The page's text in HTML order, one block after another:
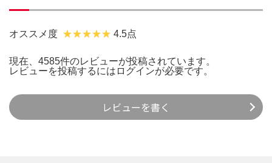
オススメ度 4.5点
現在、4585件のレビューが投稿されています。
レビューを投稿するには ログインが必要です。
レビューを書く